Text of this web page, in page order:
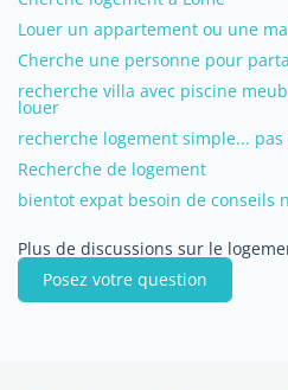
Louer un appartement ou une
Cherche une personne pour
recherche villa avec piscine
louer
recherche logement simple... pas
Recherche de logement
bientot expat besoin de conseils
Plus de discussions sur le
Posez votre question